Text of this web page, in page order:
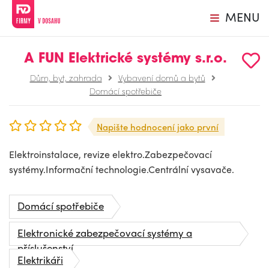
MENU
A FUN Elektrické systémy s.r.o.
Dům, byt, zahrada
Vybavení domů a bytů
Domácí spotřebiče
Napište hodnocení jako první
Elektroinstalace, revize elektro.Zabezpečovací
systémy.Informační technologie.Centrální vysavače.
Domácí spotřebiče
Elektronické zabezpečovací systémy a
příslušenství
Elektrikáři